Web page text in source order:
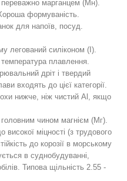
переважно марганцем (Мн).
формуваність.
для напоїв, посуд.
легований силіконом (І).
плавлення.
дріт і твердий
входять до цієї категорії.
нижче, ніж чистий Al, якщо
чином магнієм (Мг).
високої міцності (з трудового
до корозії в морському
в суднобудуванні,
Типова щільність 2.55 -